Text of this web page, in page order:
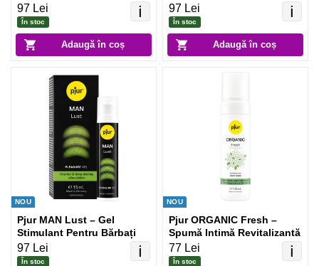
Adaugă în coș
ℹ️
97 Lei
În stoc
Adaugă în coș
ℹ️
97 Lei
În stoc
NOU
ℹ️
Pjur MAN Lust – Gel
Stimulant Pentru Bărbați
97 Lei
În stoc
NOU
ℹ️
Pjur ORGANIC Fresh –
Spumă Intimă Revitalizantă
77 Lei
În stoc